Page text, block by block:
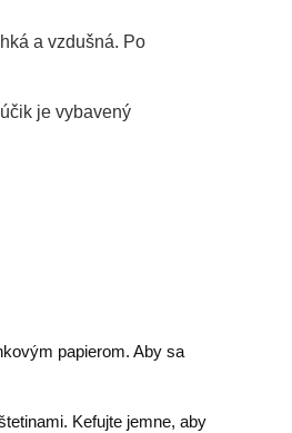
a vzdušná. Po
je vybavený
papierom. Aby sa
Kefujte jemne, aby